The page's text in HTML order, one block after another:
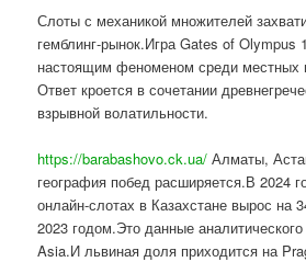
Слоты с механикой множителей
гемблинг-рынок.Игра Gates of Olympus
настоящим феноменом среди местных
Ответ кроется в сочетании
взрывной волатильности.
https://barabashovo.ck.ua/ Алматы,
география побед расширяется.В 2024
онлайн-слотах в Казахстане вырос на
2023 годом.Это данные
Asia.И львиная доля приходится на